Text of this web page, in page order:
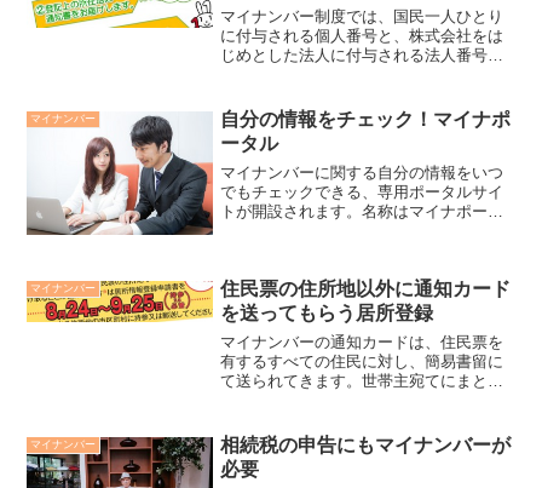
マイナンバー制度では、国民一人ひとり
に付与される個人番号と、株式会社をは
じめとした法人に付与される法人番号と
く、他にも異なる点が意外と多いんです
よ。個人番号と法人番号...
マイナンバー
自分の情報をチェック！マイナポ
ータル
マイナンバーに関する自分の情報をいつ
でもチェックできる、専用ポータルサイ
トが開設されます。名称はマイナポータ
めに、自分の情報を照...
マイナンバー
住民票の住所地以外に通知カード
を送ってもらう居所登録
マイナンバーの通知カードは、住民票を
有するすべての住民に対し、簡易書留に
て送られてきます。世帯主宛てにまとめ
くるので、そこに住んでいる場合は特に
気にしなくてもよいのです...
マイナンバー
相続税の申告にもマイナンバーが
必要